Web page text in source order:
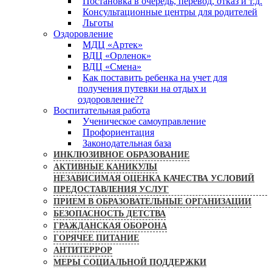
Консультационные центры для родителей
Льготы
Оздоровление
МДЦ «Артек»
ВДЦ «Орленок»
ВДЦ «Смена»
Как поставить ребенка на учет для
получения путевки на отдых и
оздоровление??
Воспитательная работа
Ученическое самоуправление
Профориентация
Законодательная база
ИНКЛЮЗИВНОЕ ОБРАЗОВАНИЕ
АКТИВНЫЕ КАНИКУЛЫ
НЕЗАВИСИМАЯ ОЦЕНКА КАЧЕСТВА УСЛОВИЙ
ПРЕДОСТАВЛЕНИЯ УСЛУГ
ПРИЕМ В ОБРАЗОВАТЕЛЬНЫЕ ОРГАНИЗАЦИИ
БЕЗОПАСНОСТЬ ДЕТСТВА
ГРАЖДАНСКАЯ ОБОРОНА
ГОРЯЧЕЕ ПИТАНИЕ
АНТИТЕРРОР
МЕРЫ СОЦИАЛЬНОЙ ПОДДЕРЖКИ